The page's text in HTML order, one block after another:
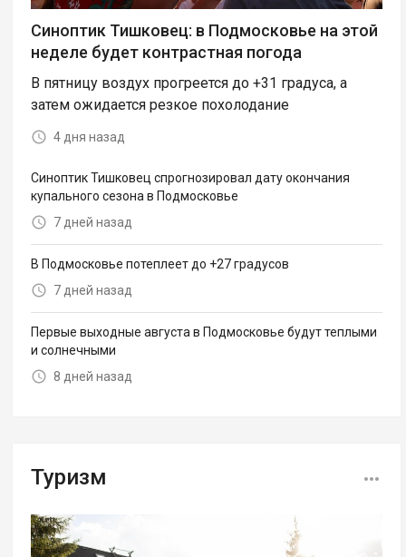
Синоптик Тишковец: в Подмосковье на этой
неделе будет контрастная погода
В пятницу воздух прогреется до +31 градуса, а
затем ожидается резкое похолодание
4 дня назад
Синоптик Тишковец спрогнозировал дату окончания
купального сезона в Подмосковье
7 дней назад
В Подмосковье потеплеет до +27 градусов
7 дней назад
Первые выходные августа в Подмосковье будут теплыми
и солнечными
8 дней назад
Туризм